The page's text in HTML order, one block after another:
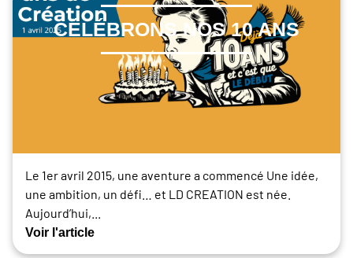
CÉLÉBRONS NOS 10 ANS
Le 1er avril 2015, une aventure a commencé Une idée,
une ambition, un défi… et LD CREATION est née.
Aujourd’hui,...
Voir l'article